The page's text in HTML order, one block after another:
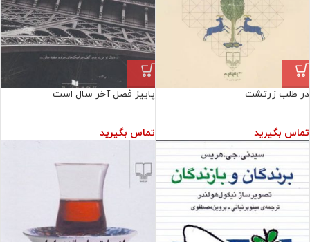
در طلب زرتشت
تماس بگیرید
پاییز فصل آخر سال است
تماس بگیرید